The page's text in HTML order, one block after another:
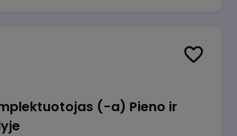
(-a) Pieno ir